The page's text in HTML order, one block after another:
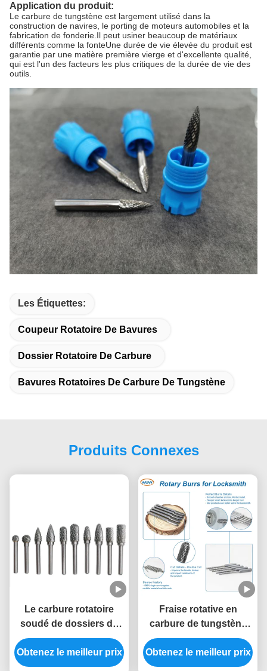
Application du produit:
Le carbure de tungstène est largement utilisé dans la
construction de navires, le porting de moteurs automobiles et la
fabrication de fonderie.Il peut usiner beaucoup de matériaux
différents comme la fonteUne durée de vie élevée du produit est
garantie par une matière première vierge et d'excellente qualité,
qui est l'un des facteurs les plus critiques de la durée de vie des
outils.
Les Étiquettes:
Coupeur Rotatoire De Bavures
Dossier Rotatoire De Carbure
Bavures Rotatoires De Carbure De Tungstène
Produits Connexes
Le carbure rotatoire
soudé de dossiers de
double coupe ébarbe
50000RPM réglé
Obtenez le meilleur prix
Fraise rotative en
carbure de tungstène
de 150 mm de long pour
le traitement de trous de
serrure profonds avec
Obtenez le meilleur prix